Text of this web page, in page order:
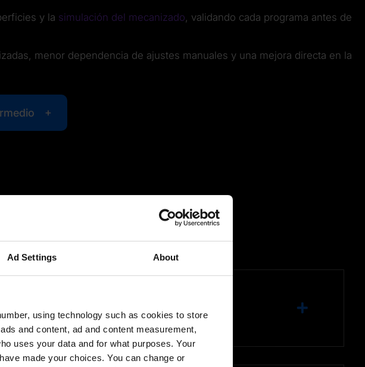
Ad Settings About
using technology such as cookies to store
and content, ad and content measurement,
uses your data and for what purposes. Your
made your choices. You can change or
y la simulación del mecanizado, validando cada programa antes de
menor dependencia de ajustes manuales y una mejora directa en la
3)